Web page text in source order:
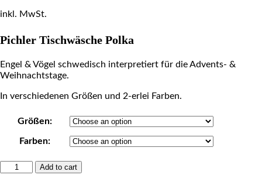
inkl. MwSt.
Pichler Tischwäsche Polka
Engel & Vögel schwedisch interpretiert für die Advents- &
Weihnachtstage.
In verschiedenen Größen und 2-erlei Farben.
Größen:
Farben:
PICHLER Add to cart